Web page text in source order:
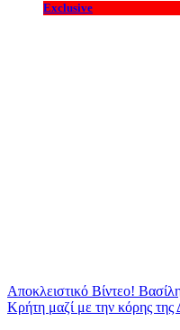
Exclusive
Αποκλειστικό Βίντεο!
Κρήτη μαζί με την κόρης